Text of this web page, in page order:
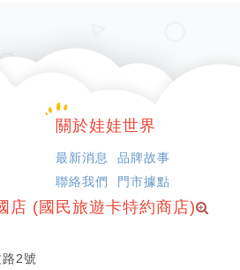
關於娃娃世界
最新消息
品牌故事
聯絡我們
門市據點
店 (國民旅遊卡特約商店)
2號